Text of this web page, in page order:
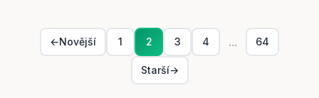
←Novější 1 2 3 4 ... 64
Starší→